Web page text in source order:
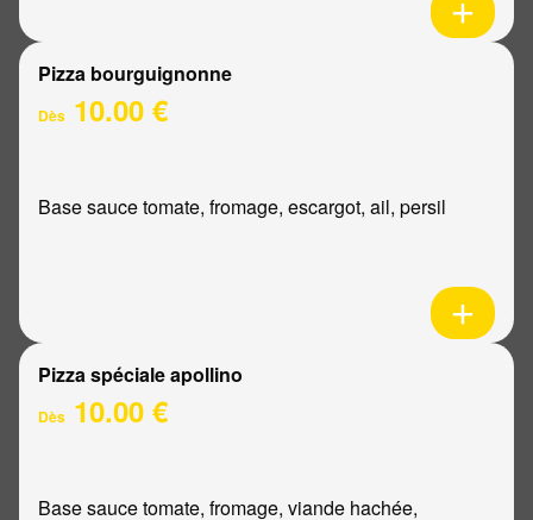
Pizza bourguignonne
Dès 10.00 €
Base sauce tomate, fromage, escargot, ail, persil
Pizza spéciale apollino
Dès 10.00 €
Base sauce tomate, fromage, viande hachée,